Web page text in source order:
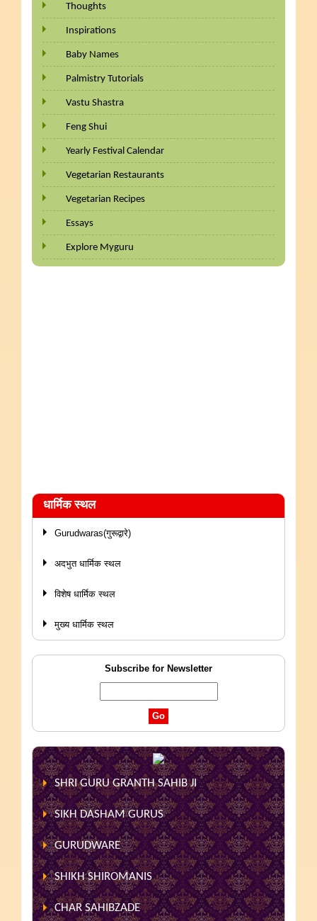
Thoughts
Inspirations
Baby Names
Palmistry Tutorials
Vastu Shastra
Feng Shui
Yearly Festival Calendar
Vegetarian Restaurants
Vegetarian Recipes
Essays
Explore Myguru
धार्मिक स्थल
Gurudwaras(गुरूद्वारे)
अदभुत धार्मिक स्थल
विशेष धार्मिक स्थल
मुख्य धार्मिक स्थल
Subscribe for Newsletter
SHRI GURU GRANTH SAHIB JI
SIKH DASHAM GURUS
GURUDWARE
SHIKH SHIROMANIS
CHAR SAHIBZADE